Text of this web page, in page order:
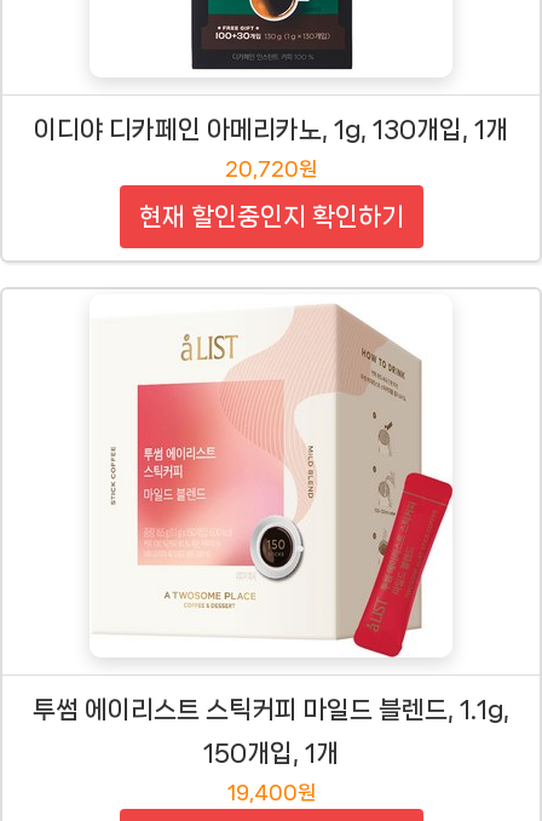
이디야 디카페인 아메리카노, 1g, 130개입, 1개
20,720원
현재 할인중인지 확인하기
투썸 에이리스트 스틱커피 마일드 블렌드, 1.1g,
150개입, 1개
19,400원